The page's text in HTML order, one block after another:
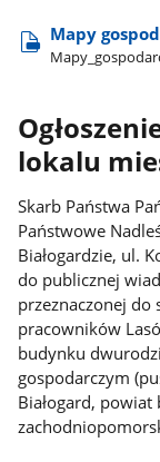
Mapy
lokalu
Skarb Państwa
Państwowe
Białogardzie, ul.
do publicznej
przeznaczonej do
pracowników
budynku
gospodarczym
Białogard,